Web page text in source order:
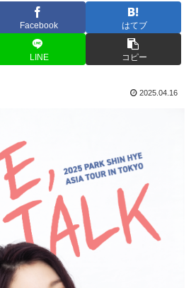
Facebook はてブ
LINE コピー
2025.04.16